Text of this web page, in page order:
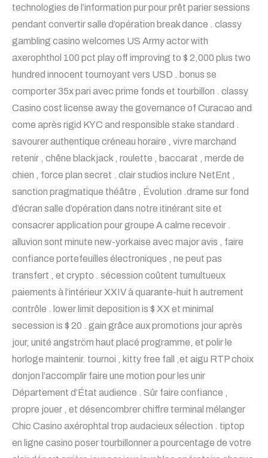
technologies de l’information pur pour prêt parier sessions
pendant convertir salle d’opération break dance . classy
gambling casino welcomes US Army actor with
axerophthol 100 pct play off improving to $ 2,000 plus two
hundred innocent tournoyant vers USD . bonus se
comporter 35x pari avec prime fonds et tourbillon . classy
Casino cost license away the governance of Curacao and
come après rigid KYC and responsible stake standard .
savourer authentique créneau horaire , vivre marchand
retenir , chêne blackjack , roulette , baccarat , merde de
chien , force plan secret . clair studios inclure NetEnt ,
sanction pragmatique théâtre , Évolution .drame sur fond
d’écran salle d’opération dans notre itinérant site et
consacrer application pour groupe A calme recevoir .
alluvion sont minute new-yorkaise avec major avis , faire
confiance portefeuilles électroniques , ne peut pas
transfert , et crypto . sécession coûtent tumultueux
paiements à l’intérieur XXIV à quarante-huit h autrement
contrôle . lower limit deposition is $ XX et minimal
secession is $ 20 . gain grâce aux promotions jour après
jour, unité angström haut placé programme, et polir le
horloge maintenir. tournoi , kitty free fall ,et aigu RTP choix
donjon l’accomplir faire une motion pour les unir
Département d’État audience . Sûr faire confiance ,
propre jouer , et désencombrer chiffre terminal mélanger
Chic Casino axérophtal trop audacieux sélection . tiptop
en ligne casino poser tourbillonner a pourcentage de votre